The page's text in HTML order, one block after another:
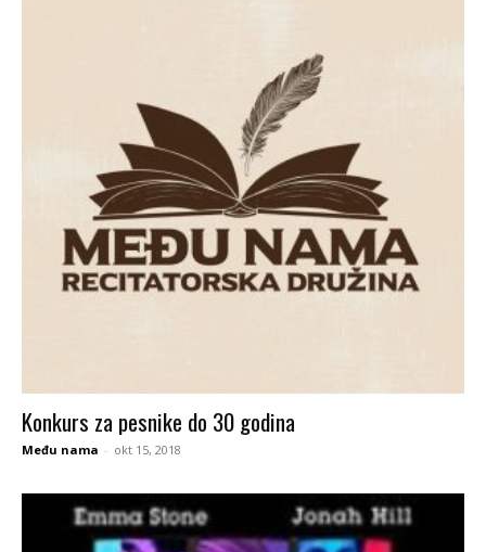
Konkurs za pesnike do 30 godina
Među nama - okt 15, 2018